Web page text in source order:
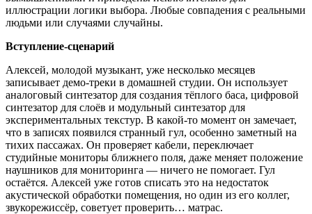
иллюстрации логики выбора. Любые совпадения с реальными
людьми или случаями случайны.
Вступление-сценарий
Алексей, молодой музыкант, уже несколько месяцев
записывает демо-треки в домашней студии. Он использует
аналоговый синтезатор для создания тёплого баса, цифровой
синтезатор для слоёв и модульный синтезатор для
экспериментальных текстур. В какой-то момент он замечает,
что в записях появился странный гул, особенно заметный на
тихих пассажах. Он проверяет кабели, переключает
студийные мониторы ближнего поля, даже меняет положение
наушников для мониторинга — ничего не помогает. Гул
остаётся. Алексей уже готов списать это на недостаток
акустической обработки помещения, но один из его коллег,
звукорежиссёр, советует проверить… матрас.